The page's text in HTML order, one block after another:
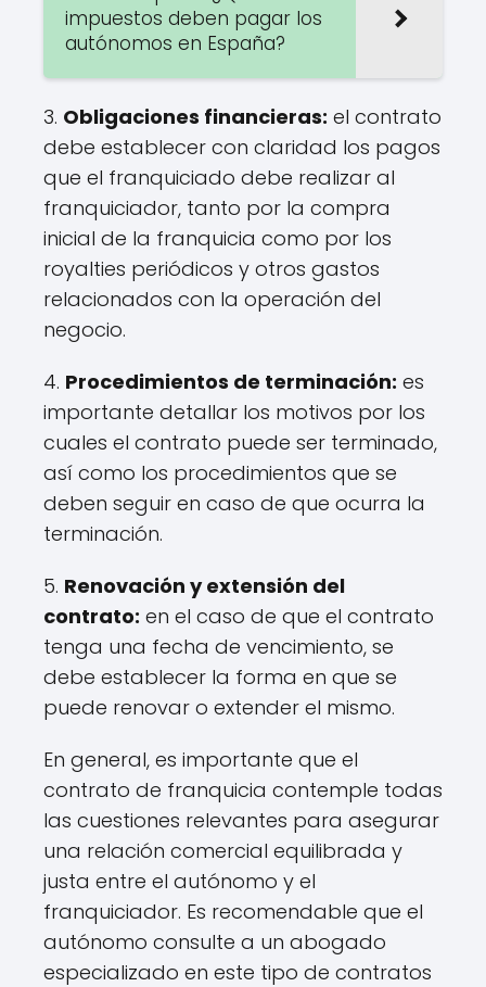
impuestos deben pagar los
autónomos en España?
3. Obligaciones financieras: el contrato
debe establecer con claridad los pagos
que el franquiciado debe realizar al
franquiciador, tanto por la compra
inicial de la franquicia como por los
royalties periódicos y otros gastos
relacionados con la operación del
negocio.
4. Procedimientos de terminación: es
importante detallar los motivos por los
cuales el contrato puede ser terminado,
así como los procedimientos que se
deben seguir en caso de que ocurra la
terminación.
5. Renovación y extensión del
contrato: en el caso de que el contrato
tenga una fecha de vencimiento, se
debe establecer la forma en que se
puede renovar o extender el mismo.
En general, es importante que el
contrato de franquicia contemple todas
las cuestiones relevantes para asegurar
una relación comercial equilibrada y
justa entre el autónomo y el
franquiciador. Es recomendable que el
autónomo consulte a un abogado
especializado en este tipo de contratos